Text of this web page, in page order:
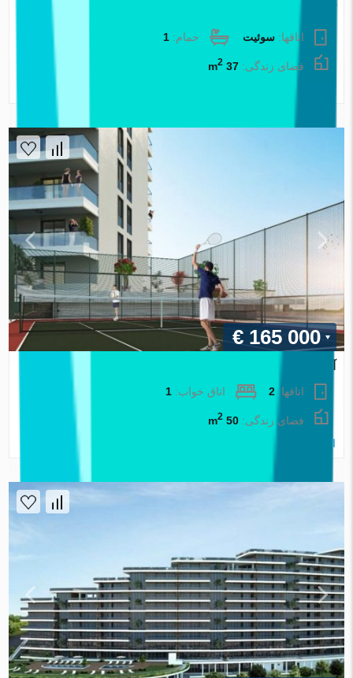
اتاقها:سوئیت حمام:1
فضای زندگی:37 m
2
€ 165 000
اتاقها:2 اتاق خواب:1
فضای زندگی:50 m
2
املاک اطلس